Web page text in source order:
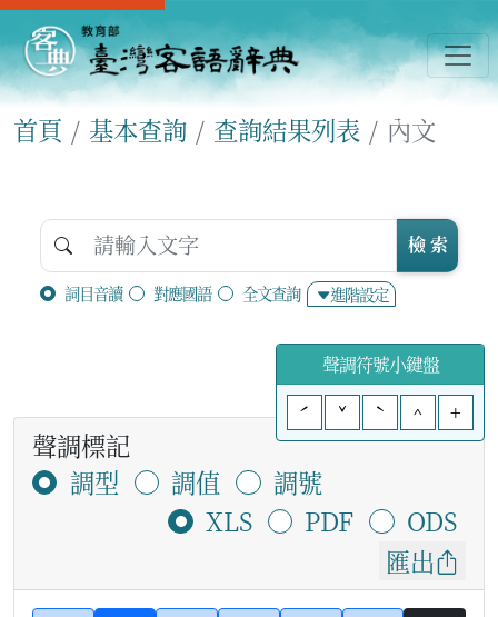
首頁 基本查詢 查詢結果列表 內文
詞目音讀 對應國語 全文查詢 進階設定
檢 索
聲調符號小鍵盤
ˊ
ˇ ˋ ^ +
聲調標記
調型
調值
調號
XLS
PDF
ODS
匯出